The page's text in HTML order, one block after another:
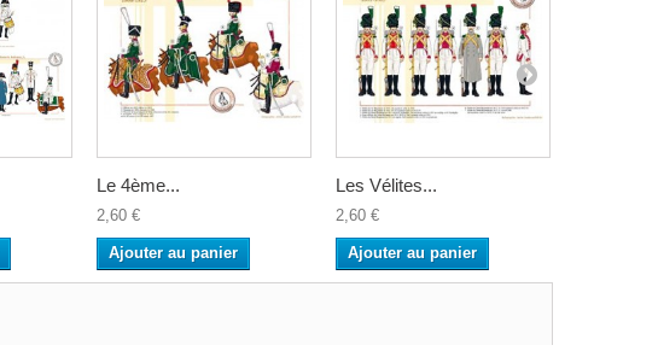
Le 4ème...
2,60 €
Ajouter au panier
Les Vélites...
2,60 €
Ajouter au panier